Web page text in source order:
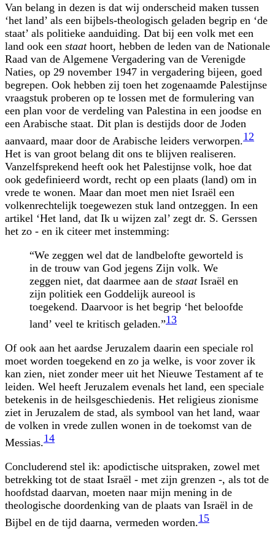
Van belang in dezen is dat wij onderscheid maken tussen
‘het land’ als een bijbels-theologisch geladen begrip en ‘de
staat’ als politieke aanduiding. Dat bij een volk met een
land ook een staathoort, hebben de leden van de Nationale
Raad van de Algemene Vergadering van de Verenigde
Naties, op 29 november 1947 in vergadering bijeen, goed
begrepen. Ook hebben zij toen het zogenaamde Palestijnse
vraagstuk proberen op te lossen met de formulering van
een plan voor de verdeling van Palestina in een joodse en
een Arabische staat. Dit plan is destijds door de Joden
aanvaard, maar door de Arabische leiders verworpen.12
Het is van groot belang dit ons te blijven realiseren.
Vanzelfsprekend heeft ook het Palestijnse volk, hoe dat
ook gedefinieerd wordt, recht op een plaats (land) om in
vrede te wonen. Maar dan moet men niet Israël een
volkenrechtelijk toegewezen stuk land ontzeggen. In een
artikel ‘Het land, dat Ik u wijzen zal’ zegt dr. S. Gerssen
het zo - en ik citeer met instemming:
“We zeggen wel dat de landbelofte geworteld is
in de trouw van God jegens Zijn volk. We
zeggen niet, dat daarmee aan de staatIsraël en
zijn politiek een Goddelijk aureool is
toegekend. Daarvoor is het begrip ‘het beloofde
land’ veel te kritisch geladen.”13
Of ook aan het aardse Jeruzalem daarin een speciale rol
moet worden toegekend en zo ja welke, is voor zover ik
kan zien, niet zonder meer uit het Nieuwe Testament af te
leiden. Wel heeft Jeruzalem evenals het land, een speciale
betekenis in de heilsgeschiedenis. Het religieus zionisme
ziet in Jeruzalem de stad, als symbool van het land, waar
de volken in vrede zullen wonen in de toekomst van de
Messias.14
Concluderend stel ik: apodictische uitspraken, zowel met
betrekking tot de staat Israël - met zijn grenzen -, als tot de
hoofdstad daarvan, moeten naar mijn mening in de
theologische doordenking van de plaats van Israël in de
Bijbel en de tijd daarna, vermeden worden.15